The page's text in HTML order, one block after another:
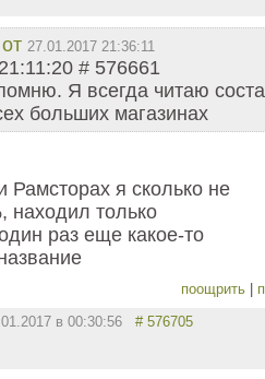
от 27.01.2017 21:36:11
# 576661
Я всегда читаю
больших магазинах
я сколько не
находил только
раз еще какое-то
поощрить
в 00:30:56 # 576705